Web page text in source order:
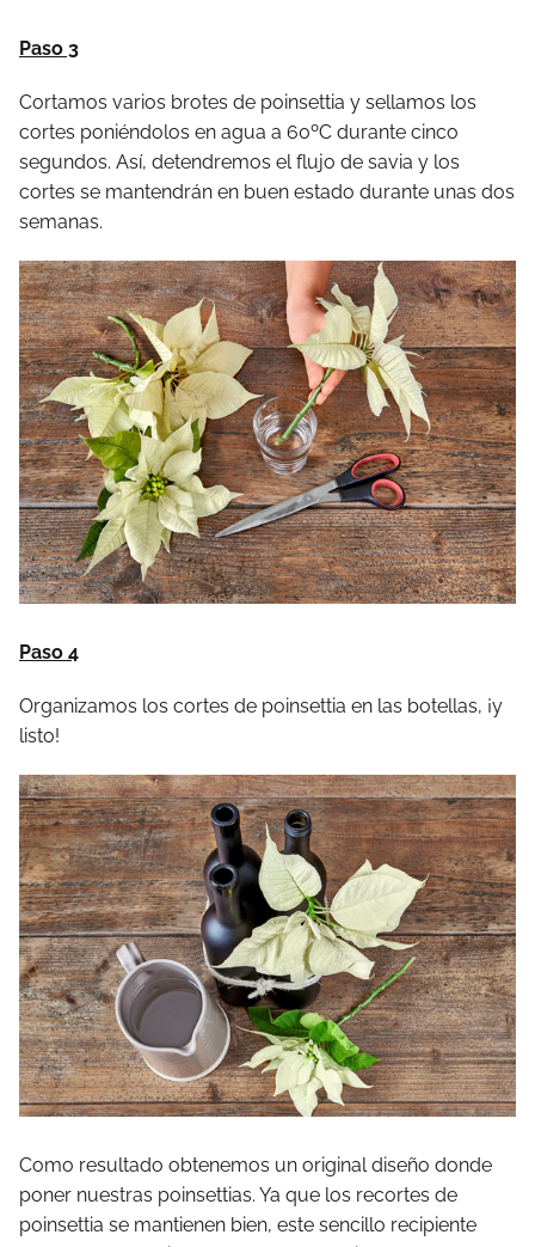
Paso 3
Cortamos varios brotes de poinsettia y sellamos los
cortes poniéndolos en agua a 60ºC durante cinco
segundos. Así, detendremos el flujo de savia y los
cortes se mantendrán en buen estado durante unas dos
semanas.
Paso 4
Organizamos los cortes de poinsettia en las botellas, ¡y
listo!
Como resultado obtenemos un original diseño donde
poner nuestras poinsettias. Ya que los recortes de
poinsettia se mantienen bien, este sencillo recipiente